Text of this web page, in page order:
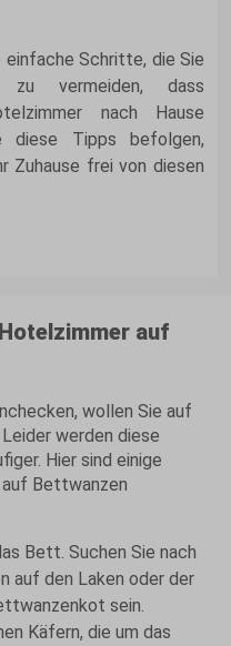
Schritte, die Sie
zu vermeiden, dass
nach Hause
diese Tipps befolgen,
Zuhause frei von diesen
auf
wollen Sie auf
werden diese
Hier sind einige
Bettwanzen
Bett. Suchen Sie nach
auf den Laken oder der
sein.
Käfern, die um das